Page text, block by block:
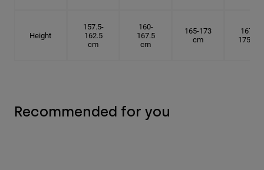
Height
157.5-
162.5
cm
160-
167.5
cm
165-173
cm
167.5-
175 cm
Recommended for you